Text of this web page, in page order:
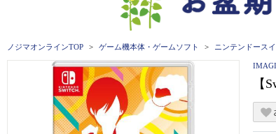
ノジマオンラインTOP ゲーム機本体・ゲームソフト ニンテンドース
【